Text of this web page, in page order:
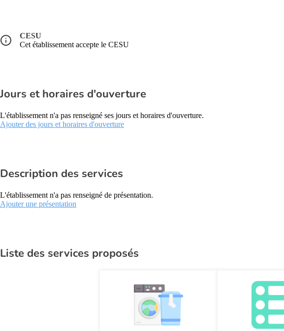
CESU
Cet établissement accepte le CESU
Jours et horaires d'ouverture
L'établissement n'a pas renseigné ses jours et horaires d'ouverture.
Ajouter des jours et horaires d'ouverture
Description des services
L'établissement n'a pas renseigné de présentation.
Ajouter une présentation
Liste des services proposés